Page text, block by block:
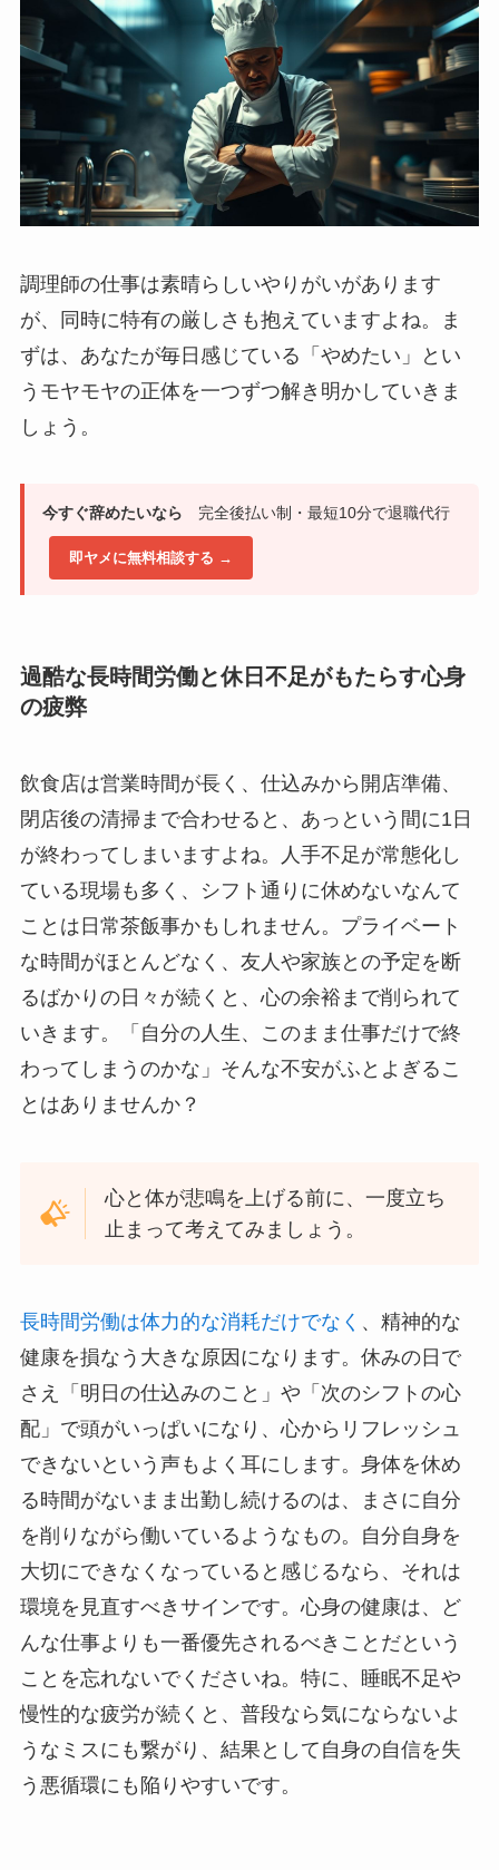
調理師の仕事は素晴らしいやりがいがあります
が、同時に特有の厳しさも抱えていますよね。ま
ずは、あなたが毎日感じている「やめたい」とい
うモヤモヤの正体を一つずつ解き明かしていきま
しょう。
今すぐ辞めたいなら 完全後払い制・最短10分で退職代行
即ヤメに無料相談する →
過酷な長時間労働と休日不足がもたらす心身
の疲弊
飲食店は営業時間が長く、仕込みから開店準備、
閉店後の清掃まで合わせると、あっという間に1日
が終わってしまいますよね。人手不足が常態化し
ている現場も多く、シフト通りに休めないなんて
ことは日常茶飯事かもしれません。プライベート
な時間がほとんどなく、友人や家族との予定を断
るばかりの日々が続くと、心の余裕まで削られて
いきます。「自分の人生、このまま仕事だけで終
わってしまうのかな」そんな不安がふとよぎるこ
とはありませんか？
心と体が悲鳴を上げる前に、一度立ち
止まって考えてみましょう。
長時間労働は体力的な消耗だけでなく 、精神的な
健康を損なう大きな原因になります。休みの日で
さえ「明日の仕込みのこと」や「次のシフトの心
配」で頭がいっぱいになり、心からリフレッシュ
できないという声もよく耳にします。身体を休め
る時間がないまま出勤し続けるのは、まさに自分
を削りながら働いているようなもの。自分自身を
大切にできなくなっていると感じるなら、それは
環境を見直すべきサインです。心身の健康は、ど
んな仕事よりも一番優先されるべきことだという
ことを忘れないでくださいね。特に、睡眠不足や
慢性的な疲労が続くと、普段なら気にならないよ
うなミスにも繋がり、結果として自身の自信を失
う悪循環にも陥りやすいです。